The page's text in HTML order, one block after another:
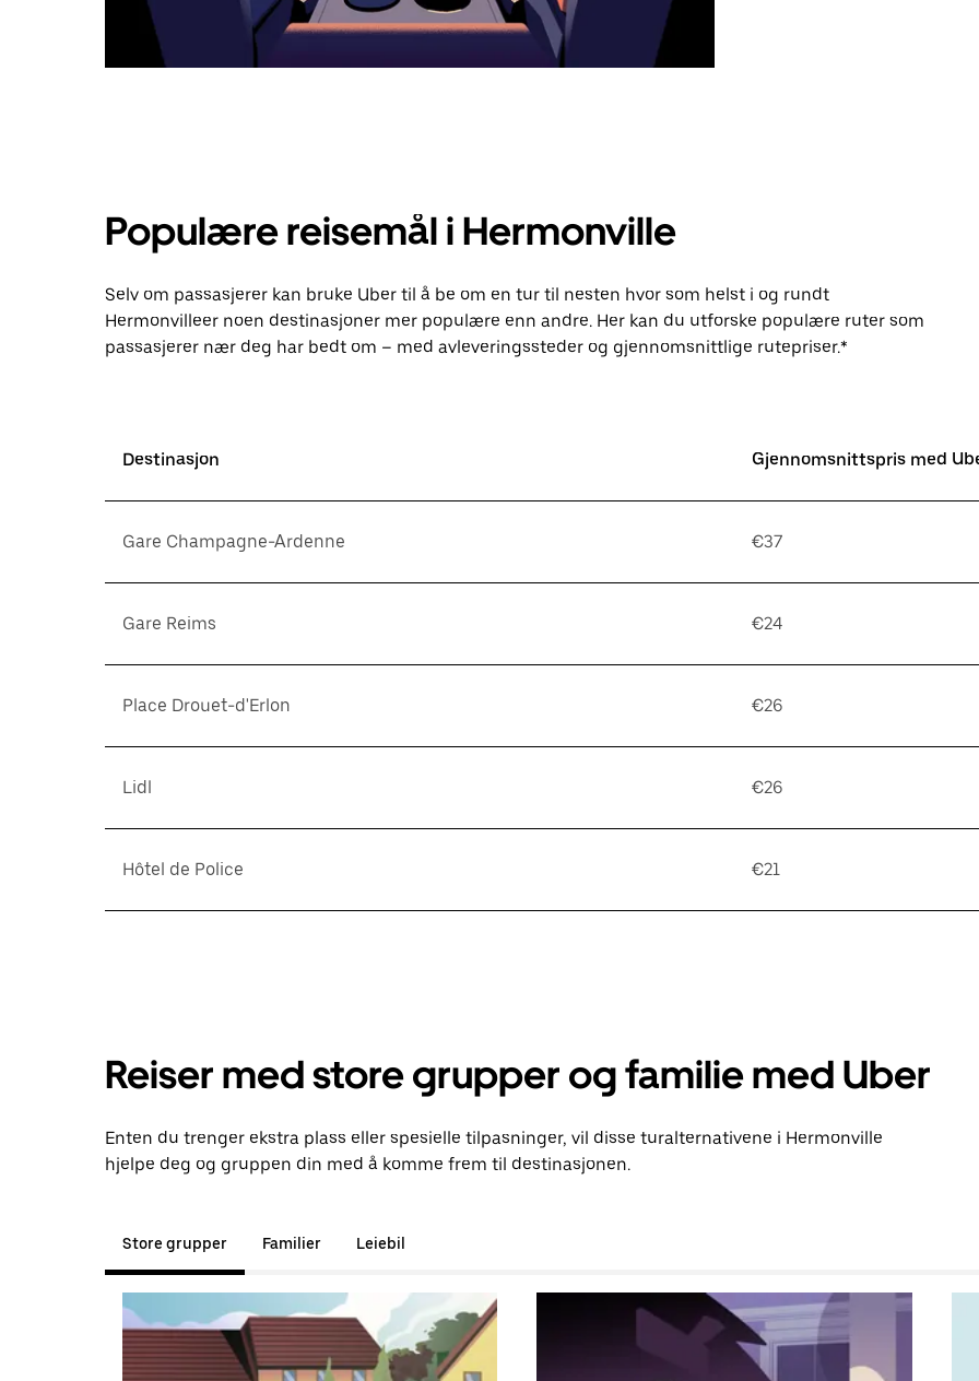
Populære reisemål i Hermonville
Selv om passasjerer kan bruke Uber til å be om en tur til nesten hvor som helst i og rundt
Hermonvilleer noen destinasjoner mer populære enn andre. Her kan du utforske populære ruter som
passasjerer nær deg har bedt om – med avleveringssteder og gjennomsnittlige rutepriser.*
Destinasjon Gjennomsnittspris med
Gare Champagne-Ardenne €37
Gare Reims €24
Place Drouet-d'Erlon €26
Lidl €26
Hôtel de Police €21
Reiser med store grupper og familie med Uber
Enten du trenger ekstra plass eller spesielle tilpasninger, vil disse turalternativene i Hermonville
hjelpe deg og gruppen din med å komme frem til destinasjonen.
Store grupper Familier Leiebil